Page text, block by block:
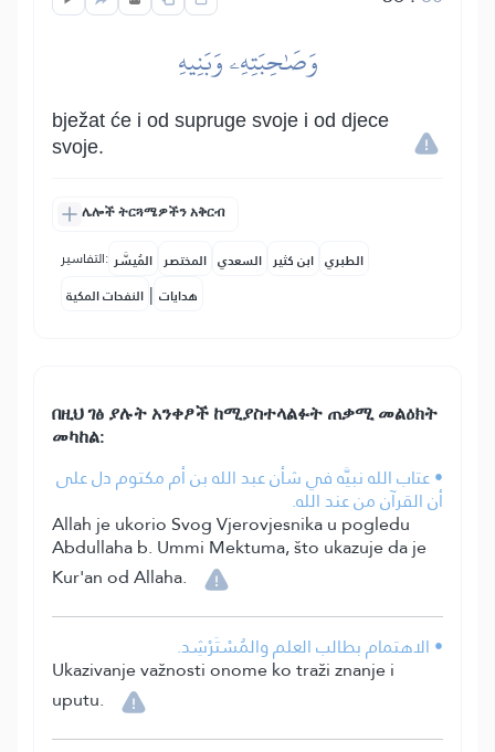
وَصَٰحِبَتِهِۦ وَبَنِيهِ
bježat će i od supruge svoje i od djece
svoje.
ሌሎች ትርጓሜዎችን አቅርብ
التفاسير: المُيسَّر المختصر السعدي ابن كثير الطبري
النفحات المكية | هدايات
በዚህ ገፅ ያሉት አንቀፆች ከሚያስተላልፉት ጠቃሚ መልዕክት
መካከል:
• عتاب الله نبيَّه في شأن عبد الله بن أم مكتوم دل على
أن القرآن من عند الله.
Allah je ukorio Svog Vjerovjesnika u pogledu
Abdullaha b. Ummi Mektuma, što ukazuje da je
Kur'an od Allaha.
• الاهتمام بطالب العلم والمُسْتَرْشِد.
Ukazivanje važnosti onome ko traži znanje i
uputu.